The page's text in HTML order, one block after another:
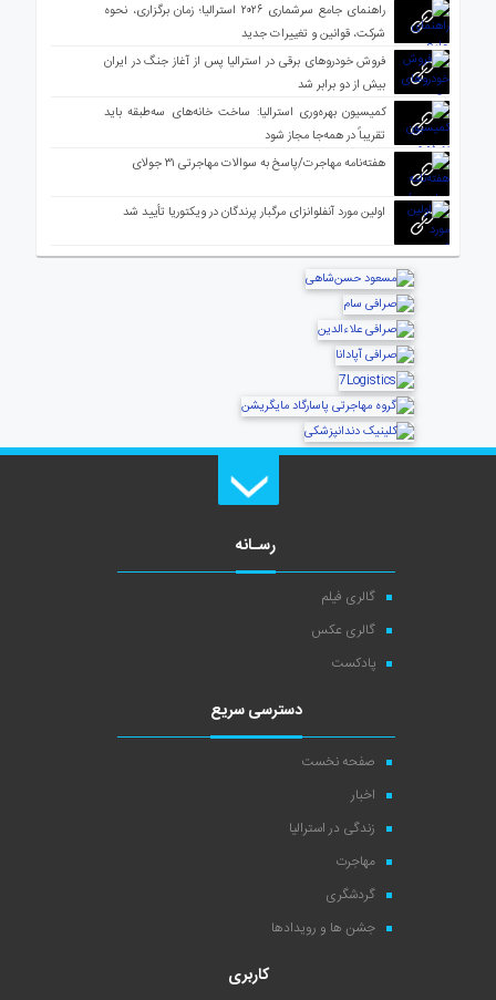
راهنمای جامع سرشماری ۲۰۲۶ استرالیا؛ زمان برگزاری، نحوه
شرکت، قوانین و تغییرات جدید
فروش خودروهای برقی در استرالیا پس از آغاز جنگ در ایران
بیش از دو برابر شد
کمیسیون بهره‌وری استرالیا: ساخت خانه‌های سه‌طبقه باید
تقریباً در همه‌جا مجاز شود
هفته‌نامه مهاجرت/پاسخ به سوالات مهاجرتی ۳۱ جولای
اولین مورد آنفلوانزای مرگبار پرندگان در ویکتوریا تأیید شد
رسـانه
گالری فیلم
گالری عکس
پادکست
دسترسی سریع
صفحه نخست
اخبار
زندگی در استرالیا
مهاجرت
گردشگری
جشن ها و رویدادها
کاربری